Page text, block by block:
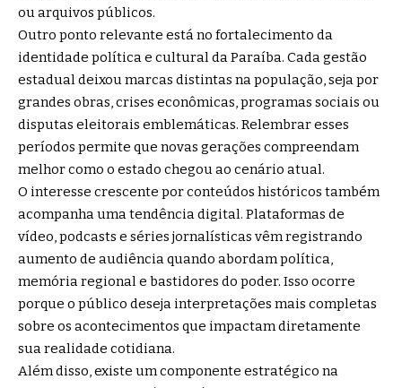
ou arquivos públicos.
Outro ponto relevante está no fortalecimento da
identidade política e cultural da Paraíba. Cada gestão
estadual deixou marcas distintas na população, seja por
grandes obras, crises econômicas, programas sociais ou
disputas eleitorais emblemáticas. Relembrar esses
períodos permite que novas gerações compreendam
melhor como o estado chegou ao cenário atual.
O interesse crescente por conteúdos históricos também
acompanha uma tendência digital. Plataformas de
vídeo, podcasts e séries jornalísticas vêm registrando
aumento de audiência quando abordam política,
memória regional e bastidores do poder. Isso ocorre
porque o público deseja interpretações mais completas
sobre os acontecimentos que impactam diretamente
sua realidade cotidiana.
Além disso, existe um componente estratégico na